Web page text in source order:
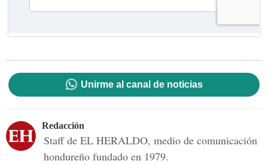
Unirme al canal de noticias
Redacción
Staff de EL HERALDO, medio de comunicación
hondureño fundado en 1979.